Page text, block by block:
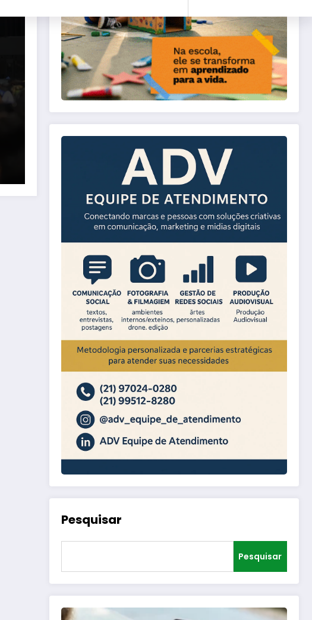
Pesquisar
Pesquisar